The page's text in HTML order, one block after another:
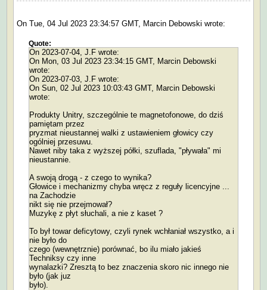
On Tue, 04 Jul 2023 23:34:57 GMT, Marcin Debowski wrote:
Quote:
On 2023-07-04, J.F wrote:
On Mon, 03 Jul 2023 23:34:15 GMT, Marcin Debowski
wrote:
On 2023-07-03, J.F wrote:
On Sun, 02 Jul 2023 10:03:43 GMT, Marcin Debowski
wrote:
Produkty Unitry, szczególnie te magnetofonowe, do dziś
pamiętam przez
pryzmat nieustannej walki z ustawieniem głowicy czy
ogólniej przesuwu.
Nawet niby taka z wyższej półki, szuflada, "pływała" mi
nieustannie.
A swoją drogą - z czego to wynika?
Głowice i mechanizmy chyba wręcz z reguły licencyjne ...
na Zachodzie
nikt się nie przejmował?
Muzykę z płyt słuchali, a nie z kaset ?
To był towar deficytowy, czyli rynek wchłaniał wszystko, a i
nie było do
czego (wewnętrznie) porównać, bo ilu miało jakieś
Techniksy czy inne
wynalazki? Zresztą to bez znaczenia skoro nic innego nie
było (jak juz
było).